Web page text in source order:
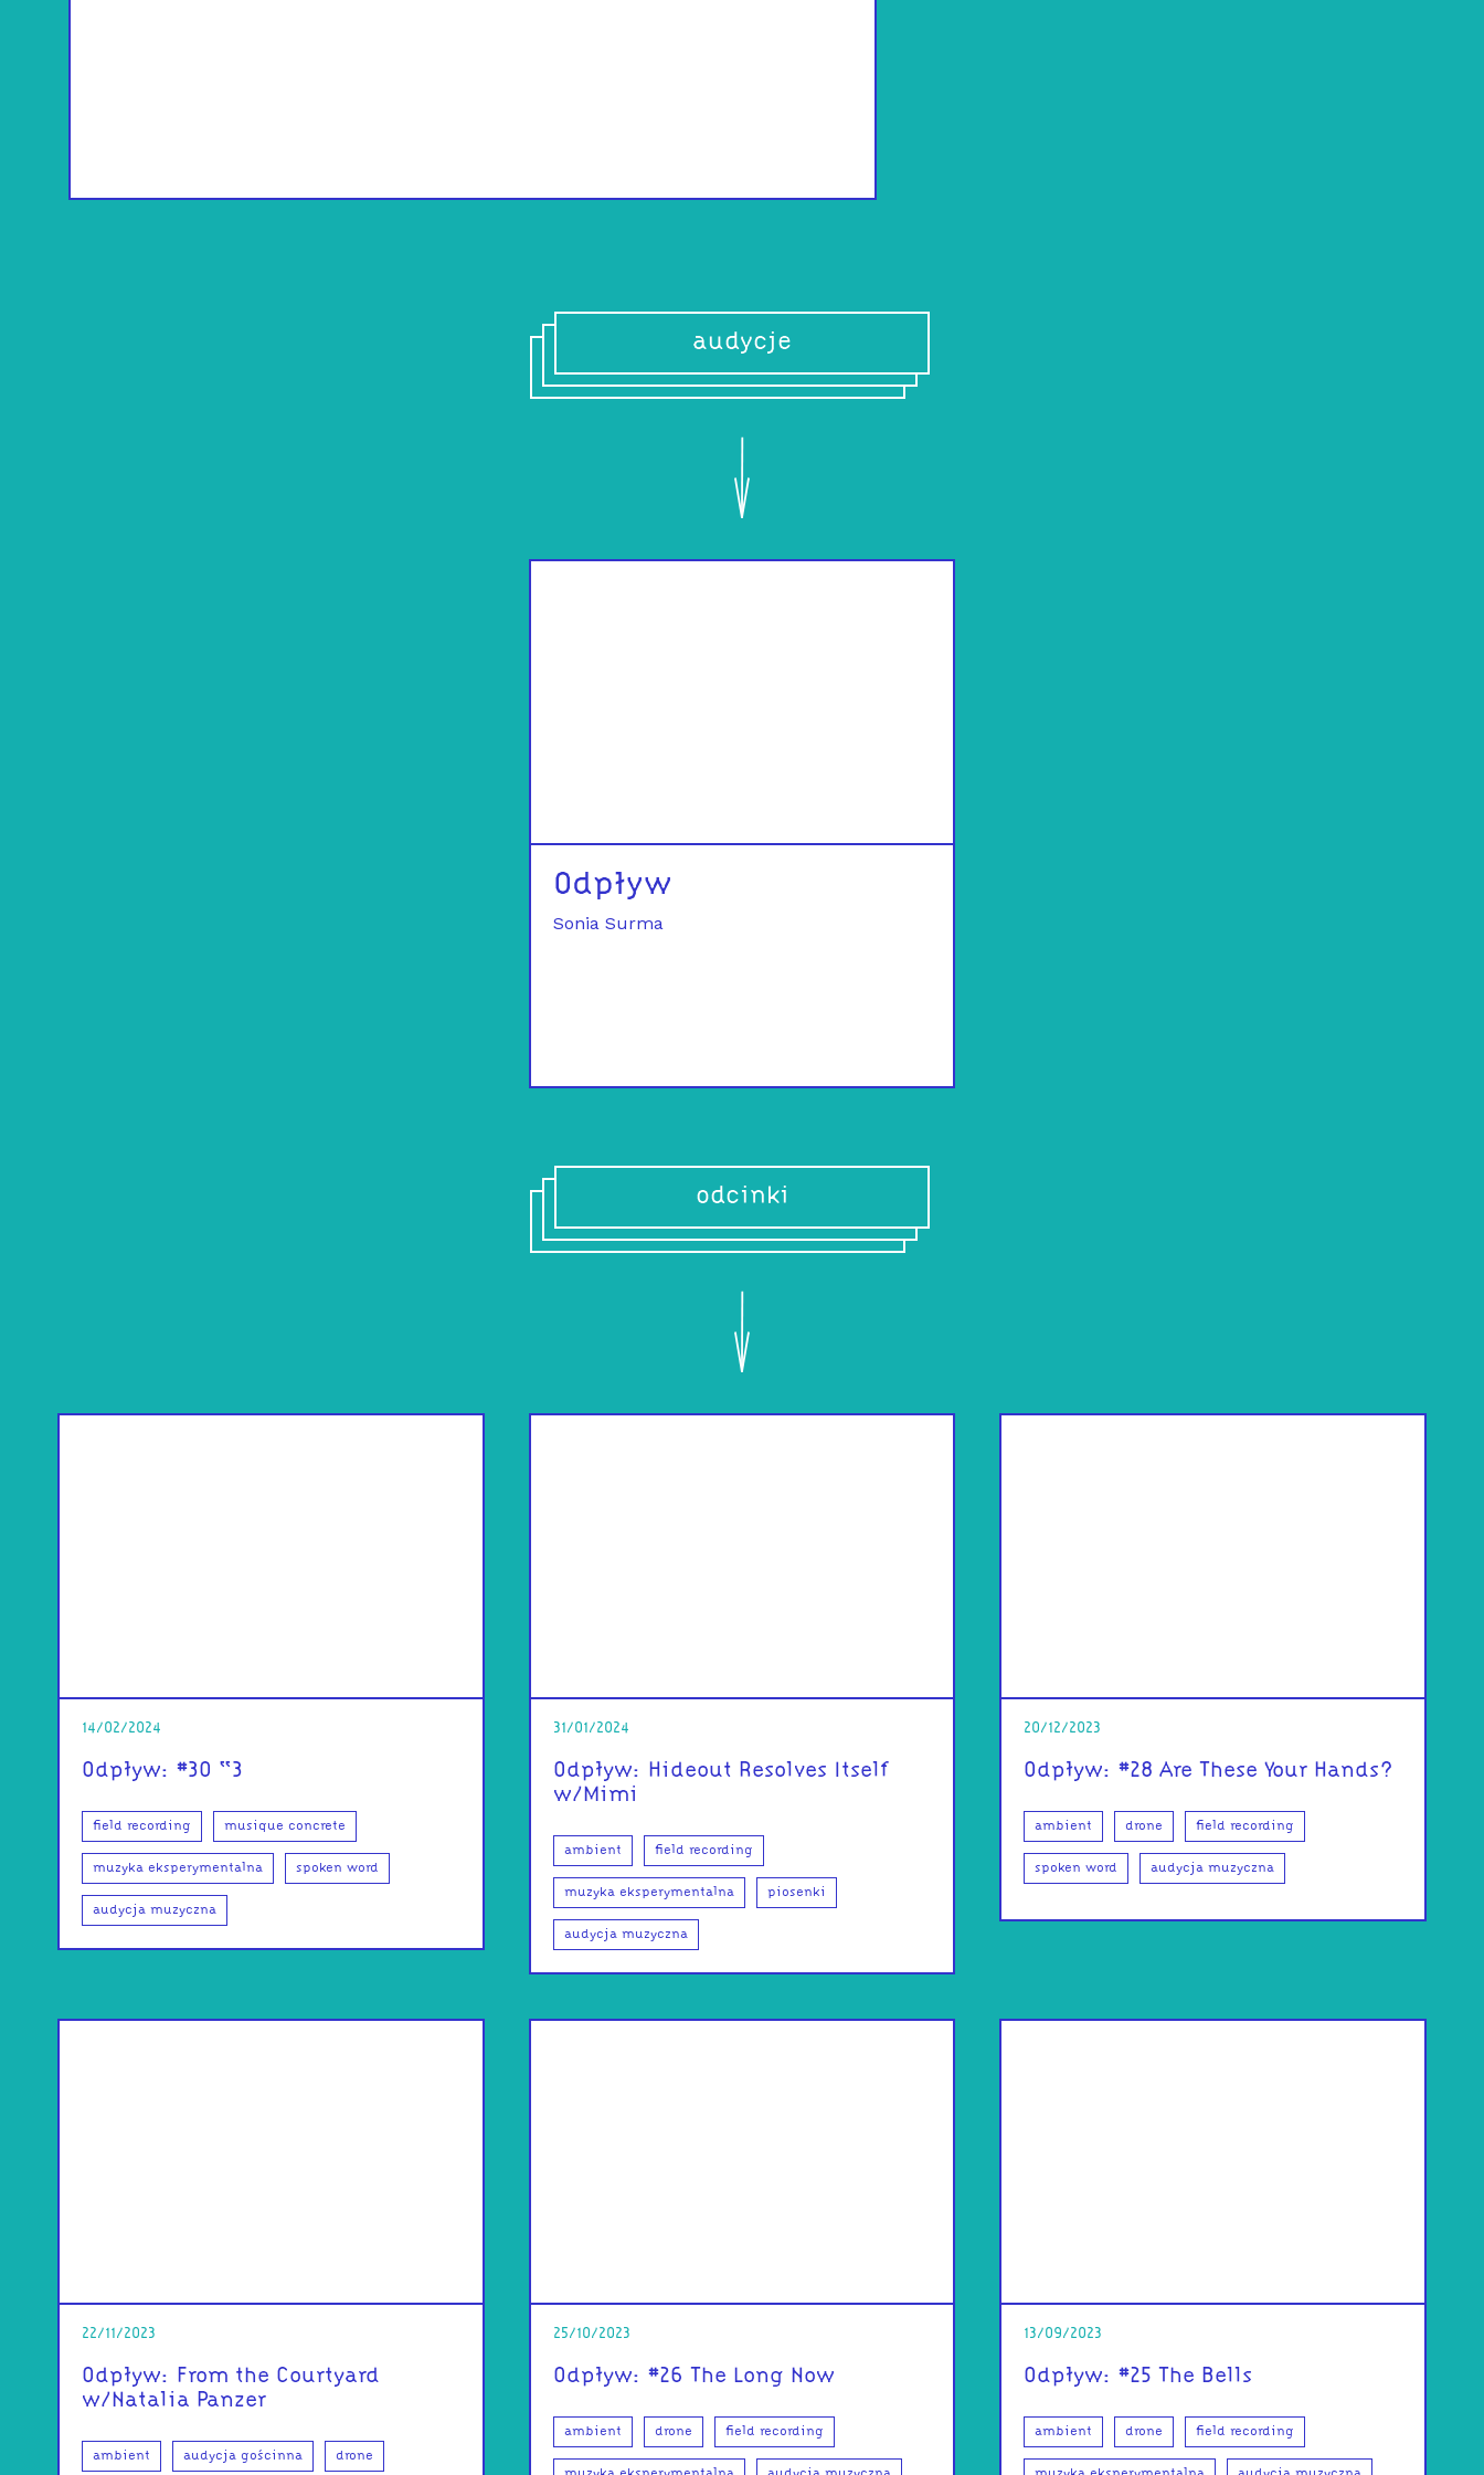
audycje
Odpływ
Sonia Surma
odcinki
14/02/2024
Odpływ: #30 <3
field recording musique concrete
muzyka eksperymentalna spoken word
audycja muzyczna
31/01/2024
Odpływ: Hideout Resolves Itself
w/Mimi
ambient field recording
muzyka eksperymentalna piosenki
audycja muzyczna
20/12/2023
Odpływ: #28 Are These Your Hands?
ambient drone field recording
spoken word audycja muzyczna
22/11/2023
Odpływ: From the Courtyard
w/Natalia Panzer
ambient audycja gościnna drone
25/10/2023
Odpływ: #26 The Long Now
ambient drone field recording
13/09/2023
Odpływ: #25 The Bells
ambient drone field recording